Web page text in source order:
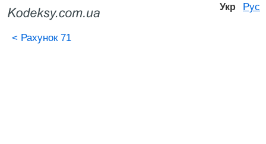
Укр Рус
< Рахунок 71